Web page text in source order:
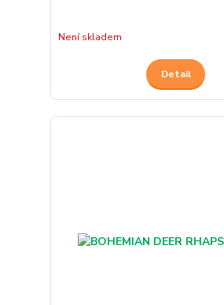
Není skladem
Detail